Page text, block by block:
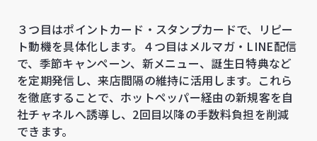
３つ目はポイントカード・スタンプカードで、リピー
ト動機を具体化します。４つ目はメルマガ・LINE配信
で、季節キャンペーン、新メニュー、誕生日特典など
を定期発信し、来店間隔の維持に活用します。これら
を徹底することで、ホットペッパー経由の新規客を自
社チャネルへ誘導し、2回目以降の手数料負担を削減
できます。